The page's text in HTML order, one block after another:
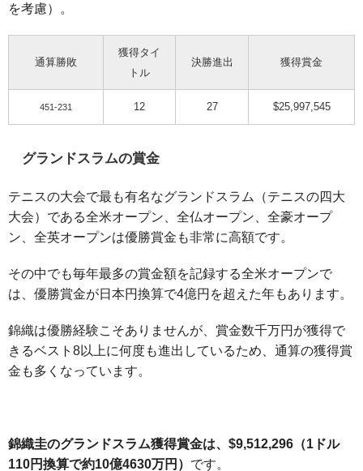
を考慮）。
通算勝敗
獲得タイ
トル
決勝進出 獲得賞金
451-231 12 27 $25,997,545
グランドスラムの賞金
テニスの大会で最も有名なグランドスラム（テニスの四大
大会）である全米オープン、全仏オープン、全豪オープ
ン、全英オープンは優勝賞金も非常に高額です。
その中でも毎年最多の賞金額を記録する全米オープンで
は、優勝賞金が日本円換算で4億円を超えた年もあります。
錦織は優勝経験こそありませんが、賞金数千万円が獲得で
きるベスト8以上に何度も進出しているため、通算の獲得賞
金も多くなっています。
錦織圭のグランドスラム獲得賞金は、$9,512,296（1ドル
110円換算で約10億4630万円） です。